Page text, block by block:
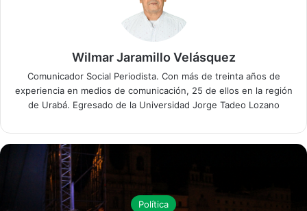
Wilmar Jaramillo Velásquez
Comunicador Social Periodista. Con más de treinta años de
experiencia en medios de comunicación, 25 de ellos en la región
de Urabá. Egresado de la Universidad Jorge Tadeo Lozano
Política